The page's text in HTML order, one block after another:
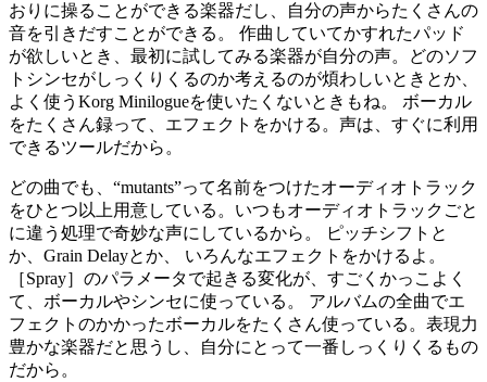
おりに操ることができる楽器だし、自分の声からたくさんの
音を引きだすことができる。 作曲していてかすれたパッド
が欲しいとき、最初に試してみる楽器が自分の声。どのソフ
トシンセがしっくりくるのか考えるのが煩わしいときとか、
よく使うKorg Minilogueを使いたくないときもね。 ボーカル
をたくさん録って、エフェクトをかける。声は、すぐに利用
できるツールだから。
どの曲でも、“mutants”って名前をつけたオーディオトラック
をひとつ以上用意している。いつもオーディオトラックごと
に違う処理で奇妙な声にしているから。 ピッチシフトと
か、Grain Delayとか、 いろんなエフェクトをかけるよ。
［Spray］のパラメータで起きる変化が、すごくかっこよく
て、ボーカルやシンセに使っている。 アルバムの全曲でエ
フェクトのかかったボーカルをたくさん使っている。表現力
豊かな楽器だと思うし、自分にとって一番しっくりくるもの
だから。